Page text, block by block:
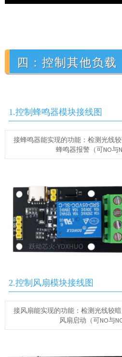
四：控制其他负载
1.控制蜂鸣器模块接线图
接蜂鸣器能实现的功能：检测光线
蜂鸣器报警（可NO与
2.控制风扇模块接线图
接风扇能实现的功能：检测光线较
风扇启动（可NO与